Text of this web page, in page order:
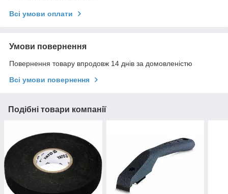
Всі умови оплати
Умови повернення
Повернення товару впродовж 14 днів за домовленістю
Всі умови повернення
Подібні товари компанії